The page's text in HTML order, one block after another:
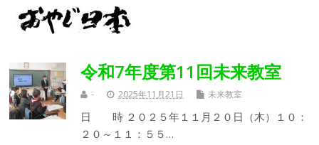
令和7年度第11回未来教室
- 2025年11月21日 未来教室
日 時 ２０２５年１１月２０日（木）１０：
２０～１１：５５…